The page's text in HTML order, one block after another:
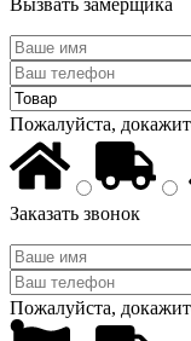
Вызвать замерщика
Пожалуйста,
Заказать звонок
Пожалуйста,